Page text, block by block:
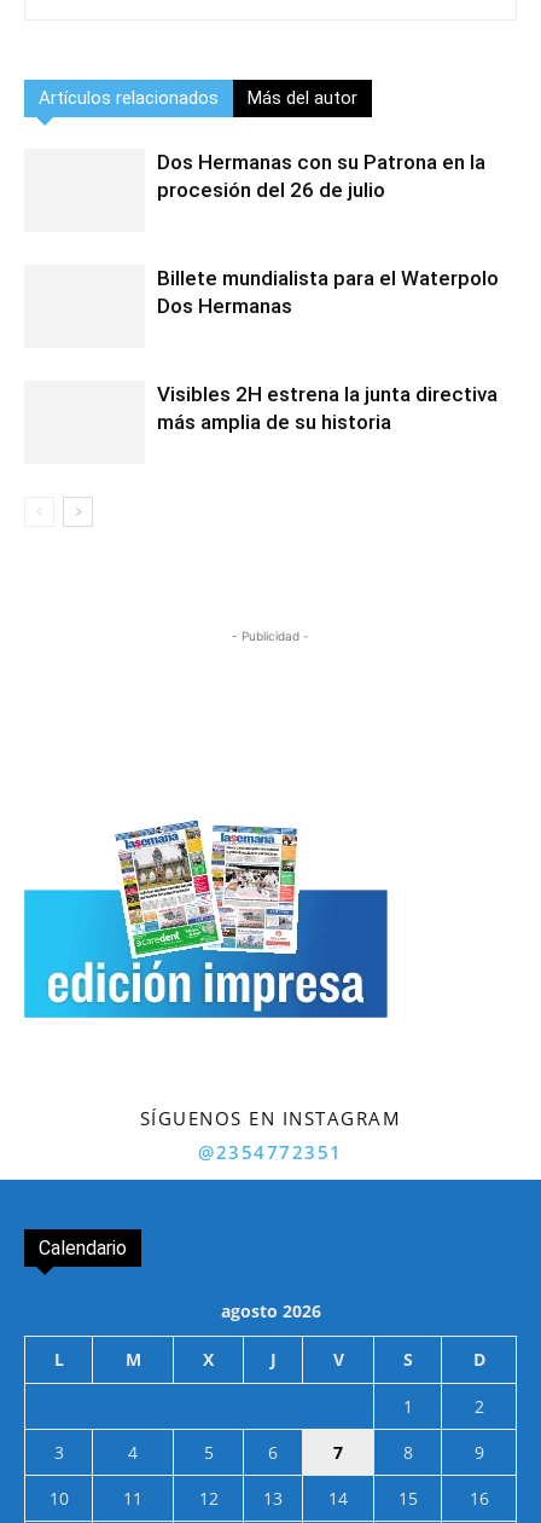
Artículos relacionados Más del autor
Dos Hermanas con su Patrona en la
procesión del 26 de julio
Billete mundialista para el Waterpolo
Dos Hermanas
Visibles 2H estrena la junta directiva
más amplia de su historia
- Publicidad -
SÍGUENOS EN INSTAGRAM
@2354772351
Calendario
agosto 2026
L M X J V S D
1
2
3
4 5 6 7 8
9
10
11 12 13 14 15
16